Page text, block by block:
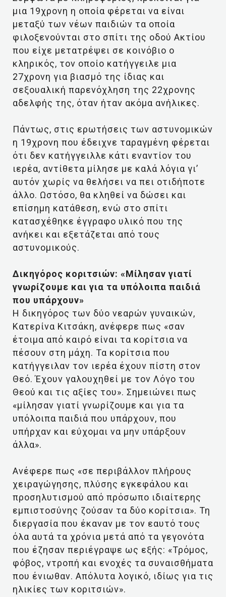
μια 19χρονη η οποία φέρεται να είναι
μεταξύ των νέων παιδιών τα οποία
φιλοξενούνται στο σπίτι της οδού Ακτίου
που είχε μετατρέψει σε κοινόβιο ο
κληρικός, τον οποίο κατήγγειλε μια
27χρονη για βιασμό της ίδιας και
σεξουαλική παρενόχληση της 22χρονης
αδελφής της, όταν ήταν ακόμα ανήλικες.
Πάντως, στις ερωτήσεις των αστυνομικών
η 19χρονη που έδειχνε ταραγμένη φέρεται
ότι δεν κατήγγειλλε κάτι εναντίον του
ιερέα, αντίθετα μίλησε με καλά λόγια γι’
αυτόν χωρίς να θελήσει να πει oτιδήποτε
άλλο. Ωστόσο, θα κληθεί να δώσει και
επίσημη κατάθεση, ενώ στο σπίτι
κατασχέθηκε έγγραφο υλικό που της
ανήκει και εξετάζεται από τους
αστυνομικούς.
Δικηγόρος κοριτσιών: «Μίλησαν γιατί
γνωρίζουμε και για τα υπόλοιπα παιδιά
που υπάρχουν»
Η δικηγόρος των δύο νεαρών γυναικών,
Κατερίνα Κιτσάκη, ανέφερε πως «σαν
έτοιμα από καιρό είναι τα κορίτσια να
πέσουν στη μάχη. Τα κορίτσια που
κατήγγειλαν τον ιερέα έχουν πίστη στον
Θεό. Έχουν γαλουχηθεί με τον Λόγο του
Θεού και τις αξίες του». Σημειώνει πως
«μίλησαν γιατί γνωρίζουμε και για τα
υπόλοιπα παιδιά που υπάρχουν, που
υπήρχαν και εύχομαι να μην υπάρξουν
άλλα».
Ανέφερε πως «σε περιβάλλον πλήρους
χειραγώγησης, πλύσης εγκεφάλου και
προσηλυτισμού από πρόσωπο ιδιαίτερης
εμπιστοσύνης ζούσαν τα δύο κορίτσια». Τη
διεργασία που έκαναν με τον εαυτό τους
όλα αυτά τα χρόνια μετά από τα γεγονότα
που έζησαν περιέγραψε ως εξής: «Τρόμος,
φόβος, ντροπή και ενοχές τα συναισθήματα
που ένιωθαν. Απόλυτα λογικό, ιδίως για τις
ηλικίες των κοριτσιών».